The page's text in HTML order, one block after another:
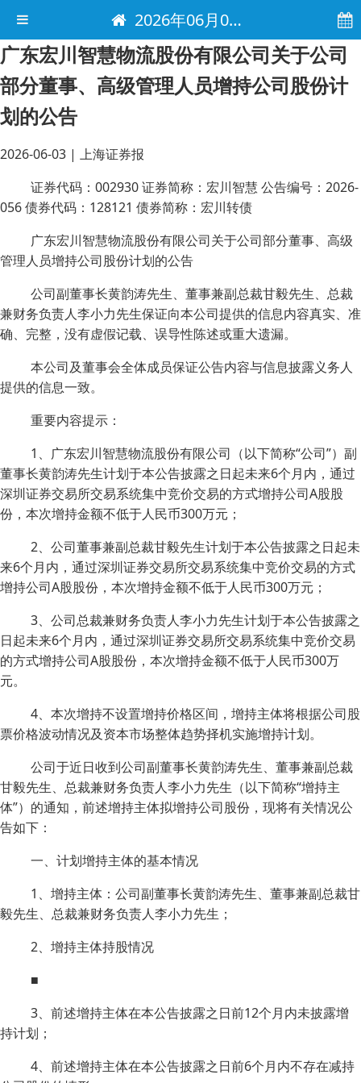
2026年06月03日 电子报
广东宏川智慧物流股份有限公司关于公司
部分董事、高级管理人员增持公司股份计
划的公告
2026-06-03 | 上海证券报
证券代码：002930 证券简称：宏川智慧 公告编号：2026-
056 债券代码：128121 债券简称：宏川转债
广东宏川智慧物流股份有限公司关于公司部分董事、高级
管理人员增持公司股份计划的公告
公司副董事长黄韵涛先生、董事兼副总裁甘毅先生、总裁
兼财务负责人李小力先生保证向本公司提供的信息内容真实、准
确、完整，没有虚假记载、误导性陈述或重大遗漏。
本公司及董事会全体成员保证公告内容与信息披露义务人
提供的信息一致。
重要内容提示：
1、广东宏川智慧物流股份有限公司（以下简称“公司”）副
董事长黄韵涛先生计划于本公告披露之日起未来6个月内，通过
深圳证券交易所交易系统集中竞价交易的方式增持公司A股股
份，本次增持金额不低于人民币300万元；
2、公司董事兼副总裁甘毅先生计划于本公告披露之日起未
来6个月内，通过深圳证券交易所交易系统集中竞价交易的方式
增持公司A股股份，本次增持金额不低于人民币300万元；
3、公司总裁兼财务负责人李小力先生计划于本公告披露之
日起未来6个月内，通过深圳证券交易所交易系统集中竞价交易
的方式增持公司A股股份，本次增持金额不低于人民币300万
元。
4、本次增持不设置增持价格区间，增持主体将根据公司股
票价格波动情况及资本市场整体趋势择机实施增持计划。
公司于近日收到公司副董事长黄韵涛先生、董事兼副总裁
甘毅先生、总裁兼财务负责人李小力先生（以下简称“增持主
体”）的通知，前述增持主体拟增持公司股份，现将有关情况公
告如下：
一、计划增持主体的基本情况
1、增持主体：公司副董事长黄韵涛先生、董事兼副总裁甘
毅先生、总裁兼财务负责人李小力先生；
2、增持主体持股情况
■
3、前述增持主体在本公告披露之日前12个月内未披露增
持计划；
4、前述增持主体在本公告披露之日前6个月内不存在减持